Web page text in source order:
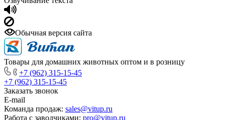
Обычная версия сайта
Товары для домашних животных оптом и в розницу
+7 (962) 315-15-45
+7 (962) 315-15-45
Заказать звонок
E-mail
Команда продаж: sales@vitup.ru
Работа с заводчиками: pro@vitup.ru